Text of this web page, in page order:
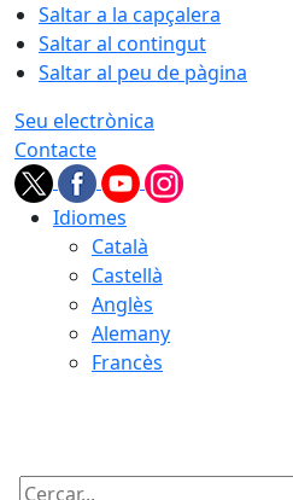
Saltar a la capçalera
Saltar al contingut
Saltar al peu de pàgina
Seu electrònica
Contacte
Idiomes
Català
Castellà
Anglès
Alemany
Francès